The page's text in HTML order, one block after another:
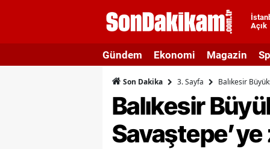
Açık
Gündem Ekonomi Magazin
Son Dakika 3. Sayfa Balıkesir
Balıkesir